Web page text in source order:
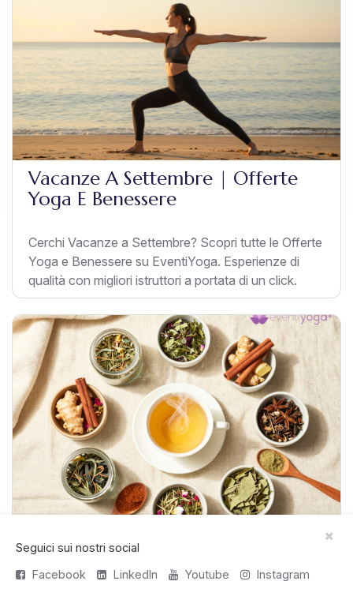
Vacanze A Settembre | Offerte
Yoga E Benessere
Cerchi Vacanze a Settembre? Scopri tutte le Offerte
Yoga e Benessere su EventiYoga. Esperienze di
qualità con migliori istruttori a portata di un click.
Tisane Ayurvediche: 7 Miscele
Naturali Per Ogni Momento Della
Seguici sui nostri social
Facebook
LinkedIn Youtube Instagram